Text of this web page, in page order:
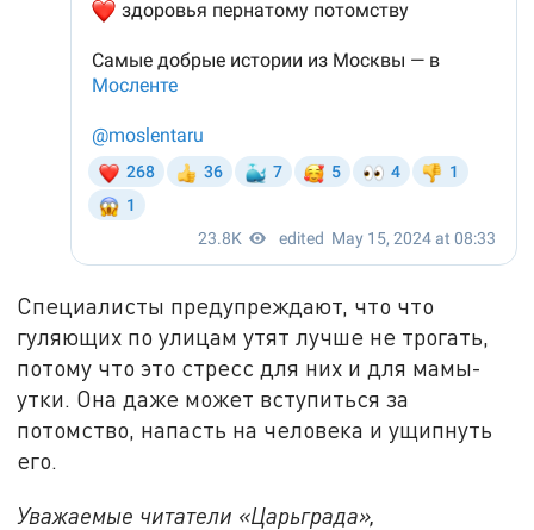
Специалисты предупреждают, что что
гуляющих по улицам утят лучше не трогать,
потому что это стресс для них и для мамы-
утки. Она даже может вступиться за
потомство, напасть на человека и ущипнуть
его.
Уважаемые читатели «Царьграда»,